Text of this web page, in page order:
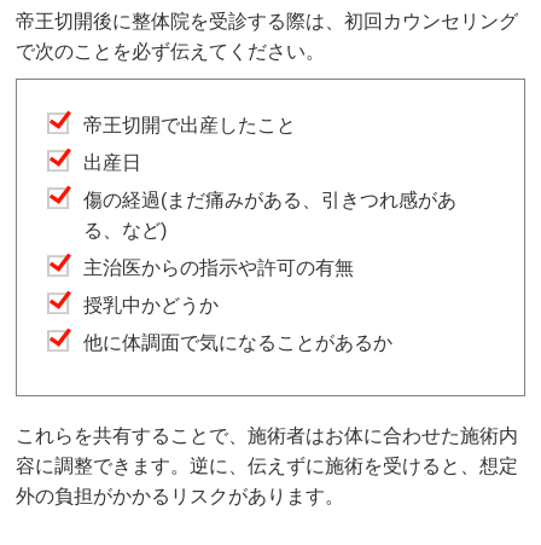
帝王切開後に整体院を受診する際は、初回カウンセリング
で次のことを必ず伝えてください。
帝王切開で出産したこと
出産日
傷の経過(まだ痛みがある、引きつれ感があ
る、など)
主治医からの指示や許可の有無
授乳中かどうか
他に体調面で気になることがあるか
これらを共有することで、施術者はお体に合わせた施術内
容に調整できます。逆に、伝えずに施術を受けると、想定
外の負担がかかるリスクがあります。